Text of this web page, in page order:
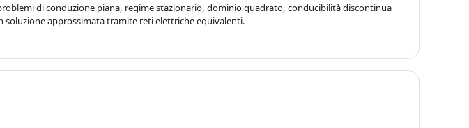
di conduzione piana, regime stazionario, dominio quadrato, conducibilità discontinua
approssimata tramite reti elettriche equivalenti.